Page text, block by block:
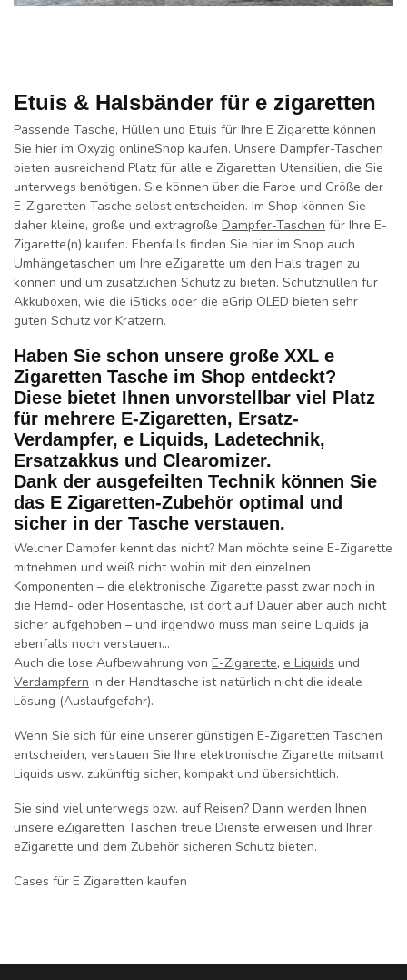
Etuis & Halsbänder für e zigaretten
Passende Tasche, Hüllen und Etuis für Ihre E Zigarette können
Sie hier im Oxyzig onlineShop kaufen. Unsere Dampfer-Taschen
bieten ausreichend Platz für alle e Zigaretten Utensilien, die Sie
unterwegs benötigen. Sie können über die Farbe und Größe der
E-Zigaretten Tasche selbst entscheiden. Im Shop können Sie
daher kleine, große und extragroße Dampfer-Taschen für Ihre E-
Zigarette(n) kaufen. Ebenfalls finden Sie hier im Shop auch
Umhängetaschen um Ihre eZigarette um den Hals tragen zu
können und um zusätzlichen Schutz zu bieten. Schutzhüllen für
Akkuboxen, wie die iSticks oder die eGrip OLED bieten sehr
guten Schutz vor Kratzern.
Haben Sie schon unsere große XXL e
Zigaretten Tasche im Shop entdeckt?
Diese bietet Ihnen unvorstellbar viel Platz
für mehrere E-Zigaretten, Ersatz-
Verdampfer, e Liquids, Ladetechnik,
Ersatzakkus und Clearomizer.
Dank der ausgefeilten Technik können Sie
das E Zigaretten-Zubehör optimal und
sicher in der Tasche verstauen.
Welcher Dampfer kennt das nicht? Man möchte seine E-Zigarette
mitnehmen und weiß nicht wohin mit den einzelnen
Komponenten – die elektronische Zigarette passt zwar noch in
die Hemd- oder Hosentasche, ist dort auf Dauer aber auch nicht
sicher aufgehoben – und irgendwo muss man seine Liquids ja
ebenfalls noch verstauen...
Auch die lose Aufbewahrung von E-Zigarette, e Liquids und
Verdampfern in der Handtasche ist natürlich nicht die ideale
Lösung (Auslaufgefahr).
Wenn Sie sich für eine unserer günstigen E-Zigaretten Taschen
entscheiden, verstauen Sie Ihre elektronische Zigarette mitsamt
Liquids usw. zukünftig sicher, kompakt und übersichtlich.
Sie sind viel unterwegs bzw. auf Reisen? Dann werden Ihnen
unsere eZigaretten Taschen treue Dienste erweisen und Ihrer
eZigarette und dem Zubehör sicheren Schutz bieten.
Cases für E Zigaretten kaufen